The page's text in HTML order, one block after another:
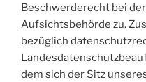
Beschwerderecht bei
Aufsichtsbehörde zu.
bezüglich
dem sich der Sitz